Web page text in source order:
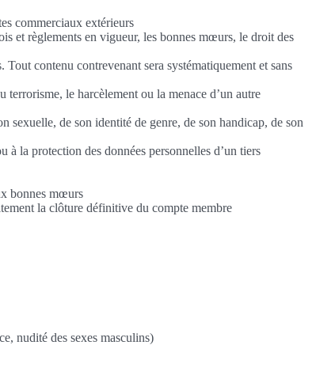
commerciaux extérieurs
et règlements en vigueur, les bonnes mœurs, le droit des
contenu contrevenant sera systématiquement et sans
le harcèlement ou la menace d’un autre
de son identité de genre, de son handicap, de son
la protection des données personnelles d’un tiers
bonnes mœurs
la clôture définitive du compte membre
nudité des sexes masculins)